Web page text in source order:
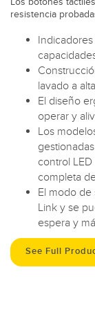
resistencia
lavado a
El diseño
operar y
Los
control
completa
El modo
Link y se
espera y
See Full